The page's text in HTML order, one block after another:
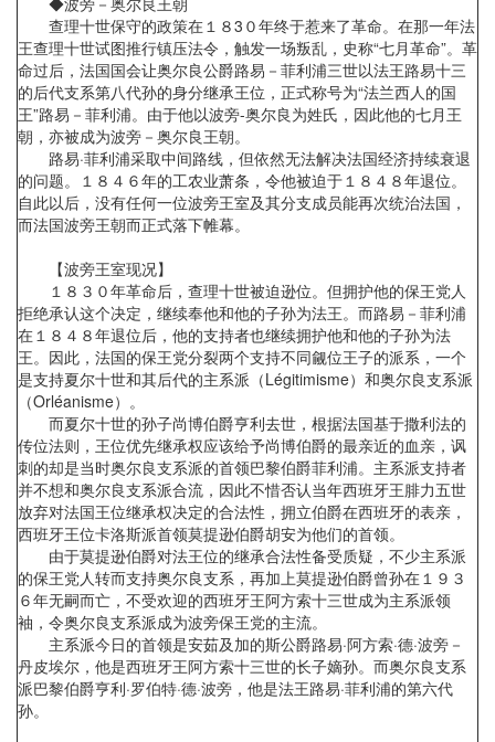
查理十世保守的政策在１８3０年终于惹来了革命。在那一年法
王查理十世试图推行镇压法令，触发一场叛乱，史称“七月革命”。革
命过后，法国国会让奥尔良公爵路易－菲利浦三世以法王路易十三
的后代支系第八代孙的身分继承王位，正式称号为“法兰西人的国
王”路易－菲利浦。由于他以波旁-奥尔良为姓氏，因此他的七月王
朝，亦被成为波旁－奥尔良王朝。
路易·菲利浦采取中间路线，但依然无法解决法国经济持续衰退
的问题。１８４６年的工农业萧条，令他被迫于１８４８年退位。
自此以后，没有任何一位波旁王室及其分支成员能再次统治法国，
而法国波旁王朝而正式落下帷幕。
【波旁王室现况】
１８３０年革命后，查理十世被迫逊位。但拥护他的保王党人
拒绝承认这个决定，继续奉他和他的子孙为法王。而路易－菲利浦
在１８４８年退位后，他的支持者也继续拥护他和他的子孙为法
王。因此，法国的保王党分裂两个支持不同觎位王子的派系，一个
是支持夏尔十世和其后代的主系派（Légitimisme）和奥尔良支系派
（Orléanisme）。
而夏尔十世的孙子尚博伯爵亨利去世，根据法国基于撒利法的
传位法则，王位优先继承权应该给予尚博伯爵的最亲近的血亲，讽
刺的却是当时奥尔良支系派的首领巴黎伯爵菲利浦。主系派支持者
并不想和奥尔良支系派合流，因此不惜否认当年西班牙王腓力五世
放弃对法国王位继承权决定的合法性，拥立伯爵在西班牙的表亲，
西班牙王位卡洛斯派首领莫提逊伯爵胡安为他们的首领。
由于莫提逊伯爵对法王位的继承合法性备受质疑，不少主系派
的保王党人转而支持奥尔良支系，再加上莫提逊伯爵曾孙在１９３
６年无嗣而亡，不受欢迎的西班牙王阿方索十三世成为主系派领
袖，令奥尔良支系派成为波旁保王党的主流。
主系派今日的首领是安茹及加的斯公爵路易·阿方索·德·波旁－
丹皮埃尔，他是西班牙王阿方索十三世的长子嫡孙。而奥尔良支系
派巴黎伯爵亨利·罗伯特·德·波旁，他是法王路易·菲利浦的第六代
孙。